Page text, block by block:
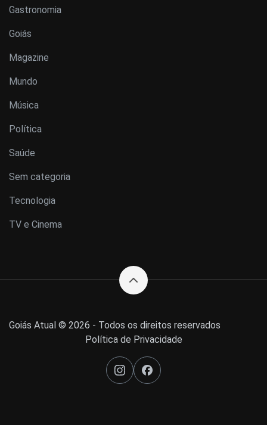
Gastronomia
Goiás
Magazine
Mundo
Música
Política
Saúde
Sem categoria
Tecnologia
TV e Cinema
Goiás Atual © 2026 - Todos os direitos reservados
Política de Privacidade